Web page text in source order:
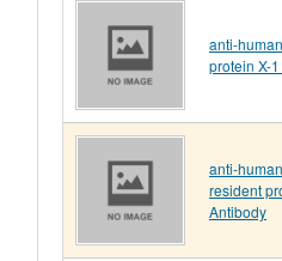
anti-
protein X-
anti-
resident
Antibody